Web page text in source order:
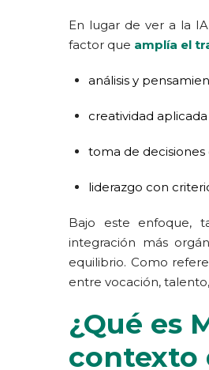
En lugar de ver a la
factor que amplía el
análisis y
creatividad aplicada
toma de decisiones
liderazgo con
Bajo este enfoque,
integración más
equilibrio. Como
entre vocación,
¿Qué es
contexto